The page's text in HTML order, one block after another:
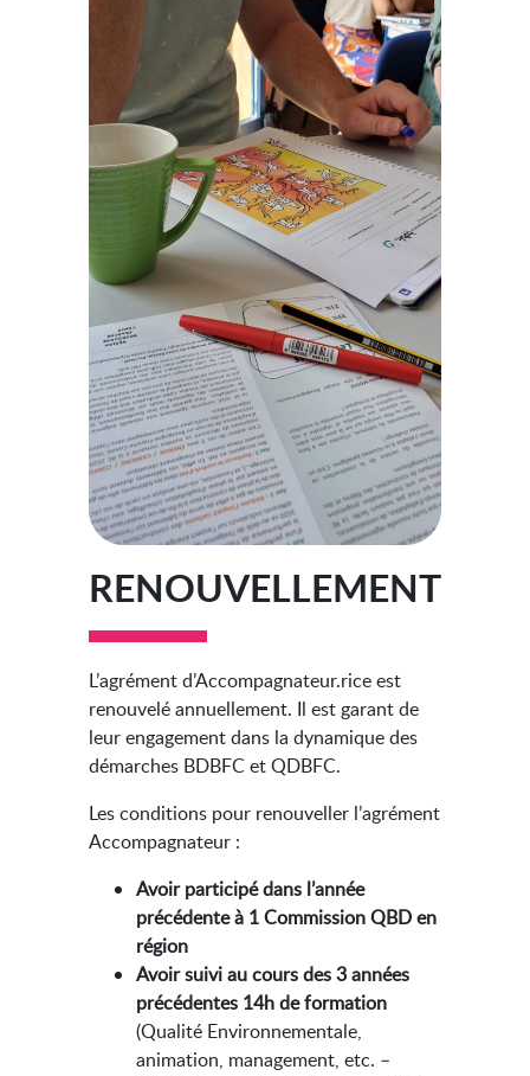
RENOUVELLEMENT
L’agrément d’Accompagnateur.rice est
renouvelé annuellement. Il est garant de
leur engagement dans la dynamique des
démarches BDBFC et QDBFC.
Les conditions pour renouveller l’agrément
Accompagnateur :
Avoir participé dans l’année
précédente à 1 Commission QBD en
région
Avoir suivi au cours des 3 années
précédentes 14h de formation
(Qualité Environnementale,
animation, management, etc. –